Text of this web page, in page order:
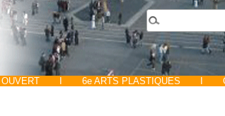
I 6e ARTS PLASTIQUES I